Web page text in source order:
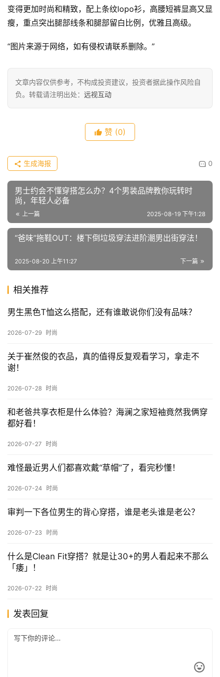
变得更加时尚和精致，配上条纹lopo衫，高腰短裤显高又显
瘦，重点突出腿部线条和腿部留白比例，优雅且高级。
“图片来源于网络，如有侵权请联系删除。”
文章内容仅供参考，不构成投资建议，投资者据此操作风险自
负。转载请注明出处： 远视互动
赞 (0)
0
生成海报
男士约会不懂穿搭怎么办？4个男装品牌教你玩转时
尚，年轻人必备
上一篇 2025-08-19 下午1:28
“爸味”拖鞋OUT：楼下倒垃圾穿法进阶潮男出街穿法！
下一篇
2025-08-20 上午11:27
相关推荐
男生黑色T恤这么搭配，还有谁敢说你们没有品味？
2026-07-29 时尚
关于崔然俊的衣品，真的值得反复观看学习，拿走不
谢！
2026-07-28 时尚
和老爸共享衣柜是什么体验？海澜之家短袖竟然我俩穿
都好看！
2026-07-27 时尚
难怪最近男人们都喜欢戴“草帽”了，看完秒懂！
2026-07-24 时尚
审判一下各位男生的背心穿搭，谁是老头谁是老公？
2026-07-23 时尚
什么是Clean Fit穿搭？就是让30+的男人看起来不那么
「痿」！
2026-07-22 时尚
发表回复